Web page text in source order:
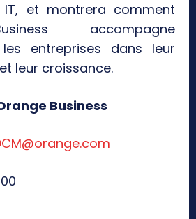
IT, et montrera comment
accompagne
entreprises dans leur
leur croissance.
Business